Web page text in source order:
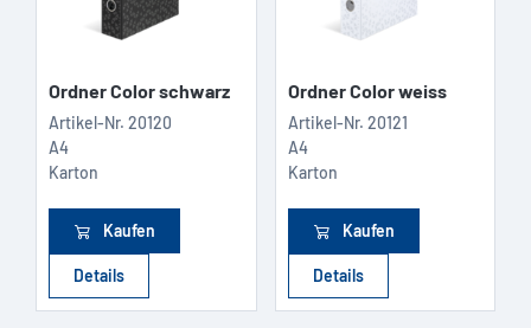
Ordner Color schwarz
Artikel-Nr. 20120
A4
Karton
Kaufen
Details
Ordner Color weiss
Artikel-Nr. 20121
A4
Karton
Kaufen
Details